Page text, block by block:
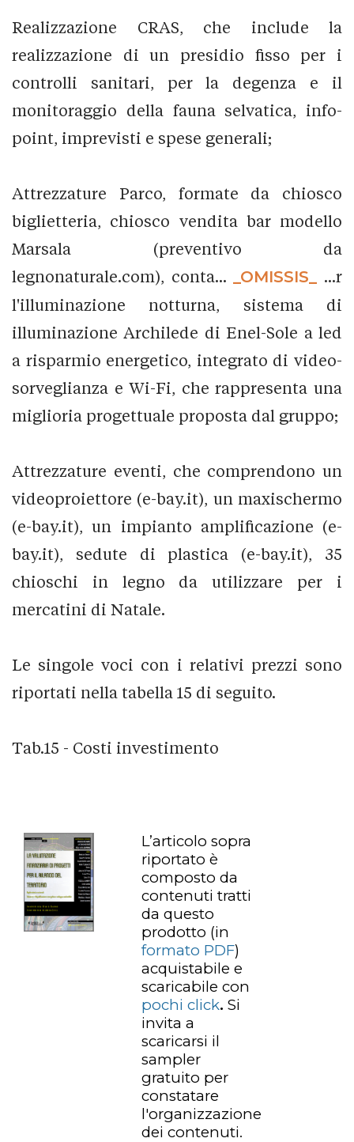
Realizzazione CRAS, che include la
realizzazione di un presidio fisso per i
controlli sanitari, per la degenza e il
monitoraggio della fauna selvatica, info-
point, imprevisti e spese generali;
Attrezzature Parco, formate da chiosco
biglietteria, chiosco vendita bar modello
Marsala (preventivo da
legnonaturale.com), conta...
_OMISSIS_
...r
l'illuminazione notturna, sistema di
illuminazione Archilede di Enel-Sole a led
a risparmio energetico, integrato di video-
sorveglianza e Wi-Fi, che rappresenta una
miglioria progettuale proposta dal gruppo;
Attrezzature eventi, che comprendono un
videoproiettore (e-bay.it), un maxischermo
(e-bay.it), un impianto amplificazione (e-
bay.it), sedute di plastica (e-bay.it), 35
chioschi in legno da utilizzare per i
mercatini di Natale.
Le singole voci con i relativi prezzi sono
riportati nella tabella 15 di seguito.
Tab.15 - Costi investimento
L’articolo sopra
riportato è
composto da
contenuti tratti
da questo
prodotto (in
formato PDF)
acquistabile e
scaricabile con
pochi click. Si
invita a
scaricarsi il
sampler
gratuito per
constatare
l'organizzazione
dei contenuti.